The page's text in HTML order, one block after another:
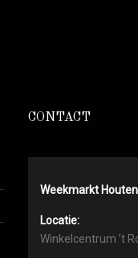
CONTACT
Weekmarkt Houten
Locatie:
Winkelcentrum ’t